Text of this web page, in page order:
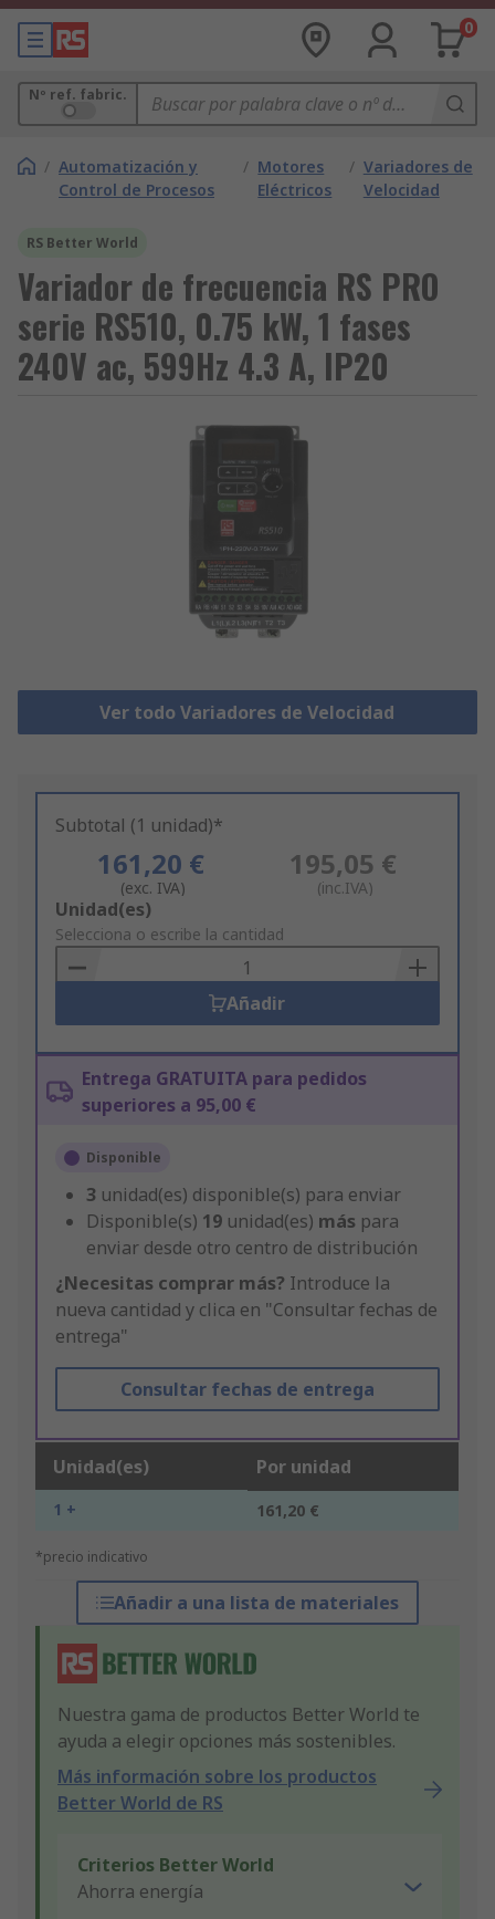
0
Nº ref. fabric.
/ Automatización y
Control de Procesos
/ Motores
Eléctricos
/ Variadores de
Velocidad
RS Better World
Variador de frecuencia RS PRO
serie RS510, 0.75 kW, 1 fases
240V ac, 599Hz 4.3 A, IP20
Ver todo Variadores de Velocidad
Subtotal (1 unidad)*
161,20 €
(exc. IVA)
195,05 €
(inc.IVA)
Add
to
Basket
Unidad(es)
Selecciona o escribe la cantidad
Añadir
Entrega GRATUITA para pedidos
superiores a 95,00 €
Disponible
3 unidad(es) disponible(s) para enviar
Disponible(s) 19 unidad(es) más para
enviar desde otro centro de distribución
¿Necesitas comprar más? Introduce la
nueva cantidad y clica en "Consultar fechas de
entrega"
Consultar fechas de entrega
Unidad(es) Por unidad
1 + 161,20 €
*precio indicativo
Añadir a una lista de materiales
Nuestra gama de productos Better World te
ayuda a elegir opciones más sostenibles.
Más información sobre los productos
Better World de RS
Criterios Better World
Ahorra energía